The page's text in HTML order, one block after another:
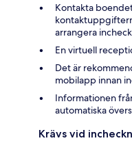
Kontakta
arrangera
En virtuell
Det är
mobilapp innan
Informationen
automatiska
Krävs vid